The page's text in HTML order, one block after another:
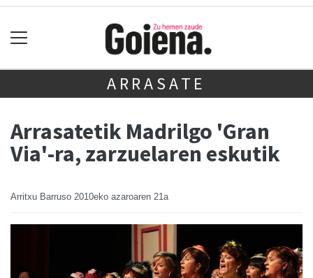
ARRASATE
Arrasatetik Madrilgo 'Gran
Via'-ra, zarzuelaren eskutik
Arritxu Barruso 2010eko azaroaren 21a